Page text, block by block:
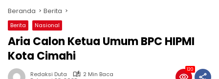
Beranda Berita
Berita Nasional
Aria Calon Ketua Umum BPC HIPMI
Kota Cimahi
Redaksi Duta
2 Min Baca
120